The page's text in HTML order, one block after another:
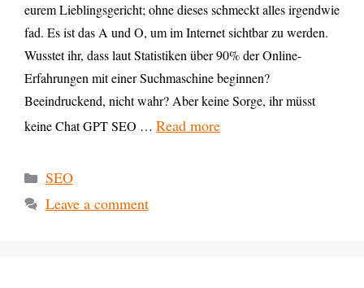
eurem Lieblingsgericht; ohne dieses schmeckt alles irgendwie
fad. Es ist das A und O, um im Internet sichtbar zu werden.
Wusstet ihr, dass laut Statistiken über 90% der Online-
Erfahrungen mit einer Suchmaschine beginnen?
Beeindruckend, nicht wahr? Aber keine Sorge, ihr müsst
keine Chat GPT SEO … Read more
SEO
Leave a comment